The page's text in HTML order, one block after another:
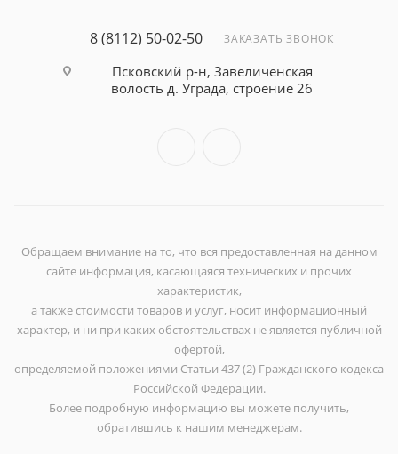
8 (8112) 50-02-50 ЗАКАЗАТЬ ЗВОНОК
Псковский р-н, Завеличенская
волость д. Уграда, строение 26
Обращаем внимание на то, что вся предоставленная на данном
сайте информация, касающаяся технических и прочих
характеристик,
а также стоимости товаров и услуг, носит информационный
характер, и ни при каких обстоятельствах не является публичной
офертой,
определяемой положениями Статьи 437 (2) Гражданского кодекса
Российской Федерации.
Более подробную информацию вы можете получить,
обратившись к нашим менеджерам.